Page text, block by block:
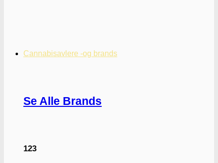
Cannabisavlere -og brands
Se Alle Brands
123